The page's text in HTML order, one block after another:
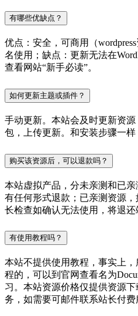
有哪些优缺点？
优点：安全，可商用（
名使用；缺点：更新无法在
查看网站“新手必读”。
如何更新主题或插件？
手动更新。本站会及时更新资
包，上传更新。和安装步骤一样
购买该资源后，可以退款吗？
本站虚拟产品，分未亲测和已
有任何形式退款；已亲测资源
长检查如确认无法使用，将退还
有使用教程吗？
本站不提供使用教程，事实上
程的，可以到官网查看名为
习。本站资源价格仅提供资源
务，如需要可邮件联系站长付费